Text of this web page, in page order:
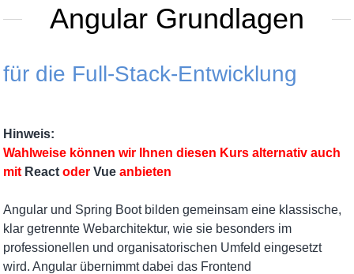
Angular Grundlagen
für die Full-Stack-Entwicklung
Hinweis:
Wahlweise können wir Ihnen diesen Kurs alternativ auch
mit React oderVue anbieten
Angular und Spring Boot bilden gemeinsam eine klassische,
klar getrennte Webarchitektur, wie sie besonders im
professionellen und organisatorischen Umfeld eingesetzt
wird. Angular übernimmt dabei das Frontend